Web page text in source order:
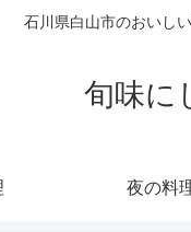
石川県白山市のおいし
旬味に
夜の料